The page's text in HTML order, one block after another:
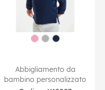
Abbigliamento da
bambino personalizzato